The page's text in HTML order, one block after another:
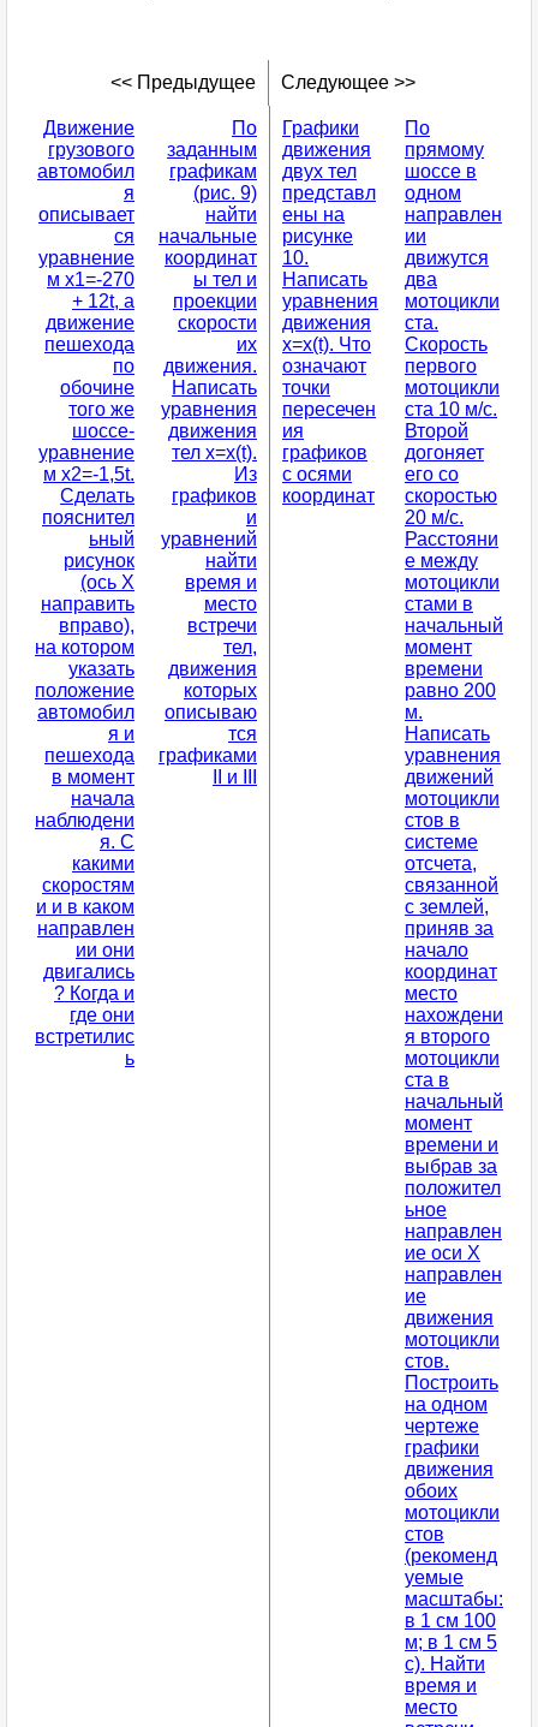
<< Предыдущее Следующее >>
Движение
грузового
автомобил
я
описывает
ся
уравнение
м x1=-270
+ 12t, а
движение
пешехода
по
обочине
того же
шоссе-
уравнение
м x2=-1,5t.
Сделать
пояснител
ьный
рисунок
(ось X
направить
вправо),
на котором
указать
положение
автомобил
я и
пешехода
в момент
начала
наблюдени
я. С
какими
скоростям
и и в каком
направлен
ии они
двигались
? Когда и
где они
встретилис
ь
По
заданным
графикам
(рис. 9)
найти
начальные
координат
ы тел и
проекции
скорости
их
движения.
Написать
уравнения
движения
тел x=x(t).
Из
графиков
и
уравнений
найти
время и
место
встречи
тел,
движения
которых
описываю
тся
графиками
II и III
Графики
движения
двух тел
представл
ены на
рисунке
10.
Написать
уравнения
движения
x=x(t). Что
означают
точки
пересечен
ия
графиков
с осями
координат
По
прямому
шоссе в
одном
направлен
ии
движутся
два
мотоцикли
ста.
Скорость
первого
мотоцикли
ста 10 м/с.
Второй
догоняет
его со
скоростью
20 м/с.
Расстояни
е между
мотоцикли
стами в
начальный
момент
времени
равно 200
м.
Написать
уравнения
движений
мотоцикли
стов в
системе
отсчета,
связанной
с землей,
приняв за
начало
координат
место
нахождени
я второго
мотоцикли
ста в
начальный
момент
времени и
выбрав за
положител
ьное
направлен
ие оси X
направлен
ие
движения
мотоцикли
стов.
Построить
на одном
чертеже
графики
движения
обоих
мотоцикли
стов
(рекоменд
уемые
масштабы:
в 1 см 100
м; в 1 см 5
с). Найти
время и
место